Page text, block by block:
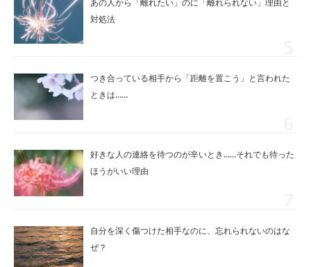
対処法
つき合っている相手から「距離を置こう」と言われた
ときは……
好きな人の連絡を待つのが辛いとき……それでも待った
ほうがいい理由
自分を深く傷つけた相手なのに、忘れられないのはな
ぜ？